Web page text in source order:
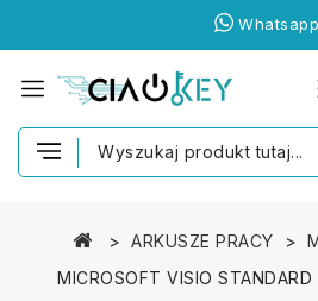
Whatsapp
ARKUSZE PRACY
MICROSOFT VISIO